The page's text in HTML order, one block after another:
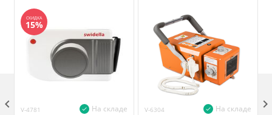
СКИДКА
15%
V-4781 На складе V-6304 На складе
 